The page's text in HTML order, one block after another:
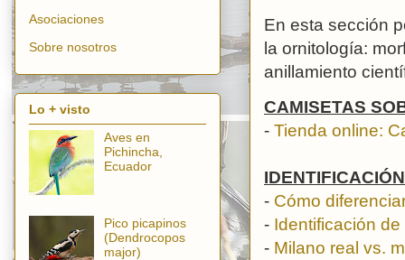
En esta sección
la ornitología:
anillamiento
CAMISETAS
- Tienda online:
- Cómo
- Identificación
- Milano real vs.
Asociaciones
Sobre nosotros
Lo + visto
Aves en
Pichincha,
Ecuador
Pico picapinos
(Dendrocopos
major)